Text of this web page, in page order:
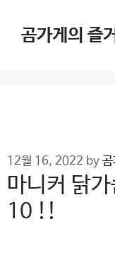
content곰가게의 즐
12월 16, 2022 by 곰
마니커 닭
10 !!